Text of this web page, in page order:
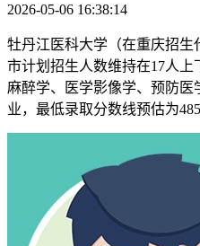
2026-05-06 16:38:14
牡丹江医科大学（在重庆招生
市计划招生人数维持在17人上
麻醉学、医学影像学、预防
业，最低录取分数线预估为485